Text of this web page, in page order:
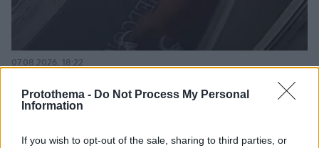
Protothema - Do Not Process My Personal
Information
If you wish to opt-out of the sale, sharing to third parties, or
«Πόσα θέλεις για το κορίτσι;»: Τουρίστας στην
Κρήτη ζητά... τιμή για να ασελγήσει σε ανήλικη, τι
καταγγέλλει ο ιδιοκτήτης επιχείρησης
07.08.2026, 18:22